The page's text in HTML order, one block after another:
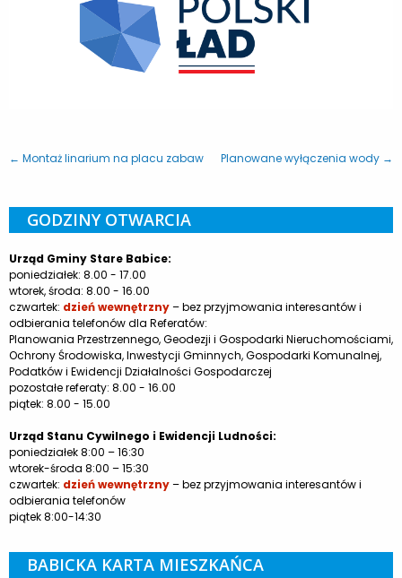
← Montaż linarium na placu zabaw Planowane wyłączenia wody →
GODZINY OTWARCIA
Urząd Gminy Stare Babice:
poniedziałek: 8.00 - 17.00
wtorek, środa: 8.00 - 16.00
czwartek: dzień wewnętrzny– bez przyjmowania interesantów i
odbierania telefonów dla Referatów:
Planowania Przestrzennego, Geodezji i Gospodarki Nieruchomościami,
Ochrony Środowiska, Inwestycji Gminnych, Gospodarki Komunalnej,
Podatków i Ewidencji Działalności Gospodarczej
pozostałe referaty: 8.00 - 16.00
piątek: 8.00 - 15.00
Urząd Stanu Cywilnego i Ewidencji Ludności:
poniedziałek 8:00 – 16:30
wtorek-środa 8:00 – 15:30
czwartek: dzień wewnętrzny– bez przyjmowania interesantów i
odbierania telefonów
piątek 8:00-14:30
BABICKA KARTA MIESZKAŃCA